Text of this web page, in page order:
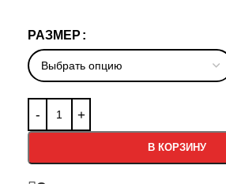
РАЗМЕР
В КОРЗИНУ